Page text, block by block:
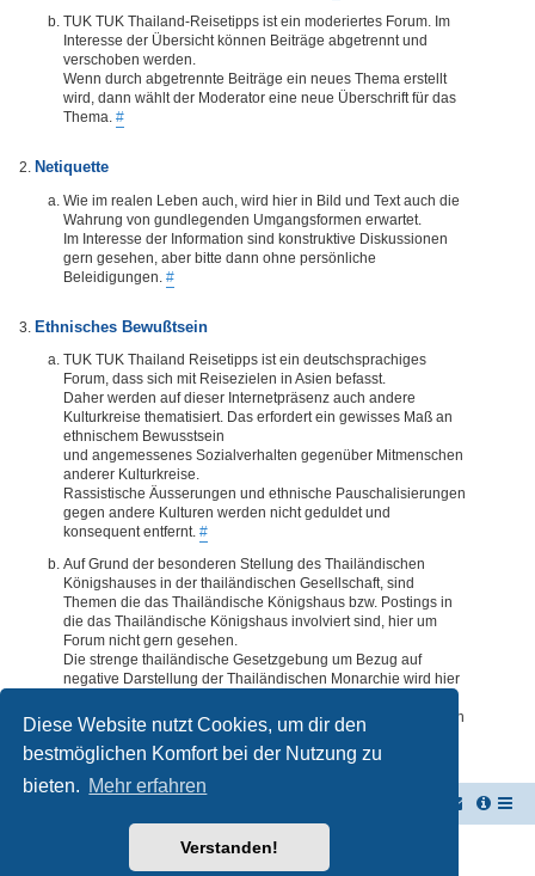
Diese Website nutzt Cookies, um dir den
bestmöglichen Komfort bei der Nutzung zu
bieten. Mehr erfahren
Verstanden!
TUK TUK Thailand-Reisetipps ist ein moderiertes Forum. Im
Interesse der Übersicht können Beiträge abgetrennt und
verschoben werden.
Wenn durch abgetrennte Beiträge ein neues Thema erstellt
wird, dann wählt der Moderator eine neue Überschrift für das
Thema. #
Netiquette
Wie im realen Leben auch, wird hier in Bild und Text auch die
Wahrung von gundlegenden Umgangsformen erwartet.
Im Interesse der Information sind konstruktive Diskussionen
gern gesehen, aber bitte dann ohne persönliche
Beleidigungen. #
Ethnisches Bewußtsein
TUK TUK Thailand Reisetipps ist ein deutschsprachiges
Forum, dass sich mit Reisezielen in Asien befasst.
Daher werden auf dieser Internetpräsenz auch andere
Kulturkreise thematisiert. Das erfordert ein gewisses Maß an
ethnischem Bewusstsein
und angemessenes Sozialverhalten gegenüber Mitmenschen
anderer Kulturkreise.
Rassistische Äusserungen und ethnische Pauschalisierungen
gegen andere Kulturen werden nicht geduldet und
konsequent entfernt. #
Auf Grund der besonderen Stellung des Thailändischen
Königshauses in der thailändischen Gesellschaft, sind
Themen die das Thailändische Königshaus bzw. Postings in
die das Thailändische Königshaus involviert sind, hier um
Forum nicht gern gesehen.
Die strenge thailändische Gesetzgebung um Bezug auf
negative Darstellung der Thailändischen Monarchie wird hier
deren Inhalte diesbezüglich auch nur ansatzweise bedenklich
erscheinen, kommentarlos entfernt. #
Powered byphpBB® Forum Software © phpBB Limited
Deutsche Übersetzung durchphpBB.de